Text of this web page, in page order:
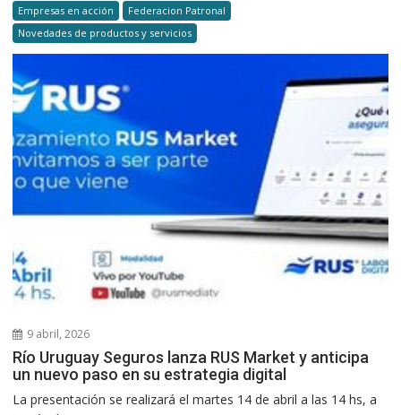
Empresas en acción
Federacion Patronal
Novedades de productos y servicios
9 abril, 2026
Río Uruguay Seguros lanza RUS Market y anticipa
un nuevo paso en su estrategia digital
La presentación se realizará el martes 14 de abril a las 14 hs, a